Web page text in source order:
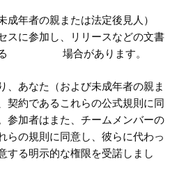
成年者の親または法定後見人）
スに参加し、リリースなどの文書
ある 場合があります。
、あなた（および未成年者の親ま
契約であるこれらの公式規則に同
参加者はまた、チームメンバーの
らの規則に同意し、彼らに代わっ
する明示的な権限を受諾しまし